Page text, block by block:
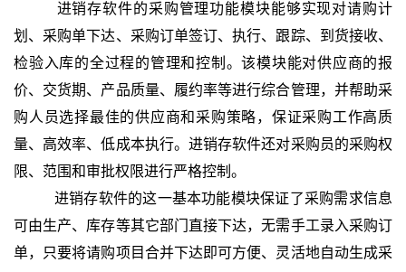
进销存软件的采购管理功能模块能够实现对请购计
划、采购单下达、采购订单签订、执行、跟踪、到货接收、
检验入库的全过程的管理和控制。该模块能对供应商的报
价、交货期、产品质量、履约率等进行综合管理，并帮助采
购人员选择最佳的供应商和采购策略，保证采购工作高质
量、高效率、低成本执行。进销存软件还对采购员的采购权
限、范围和审批权限进行严格控制。
进销存软件的这一基本功能模块保证了采购需求信息
可由生产、库存等其它部门直接下达，无需手工录入采购订
单，只要将请购项目合并下达即可方便、灵活地自动生成采